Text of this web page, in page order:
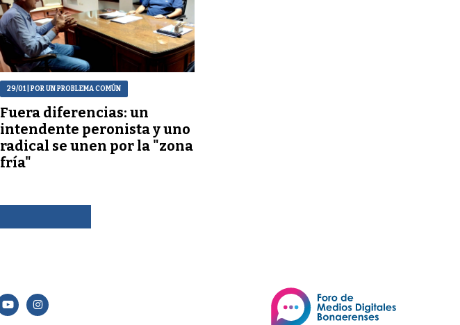
29/01| POR UN PROBLEMA COMÚN
Fuera diferencias: un
intendente peronista y uno
radical se unen por la "zona
fría"